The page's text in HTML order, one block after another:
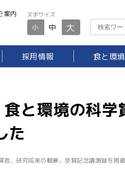
案内
文字サイズ
小 中 大
採用情報 食と環
と環境の科学
た
、研究成果の概要、受賞記念講演録を掲